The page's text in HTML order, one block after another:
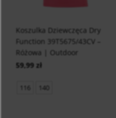
Koszulka Dziewczęca Dry
Function 39T5675/43CV –
Różowa | Outdoor
59,99 zł
116 140